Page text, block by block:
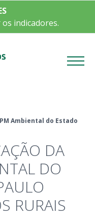
indicadores.
Ambiental do Estado
DA
DO
RURAIS